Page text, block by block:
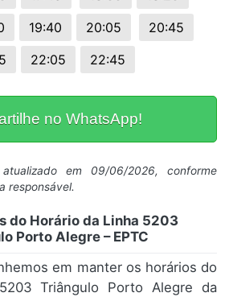
19:40 20:05
20:45
22:05 22:45
no WhatsApp!
em 09/06/2026, conforme
responsável.
do Horário da Linha 5203
Porto Alegre – EPTC
em manter os horários do
Triângulo Porto Alegre da